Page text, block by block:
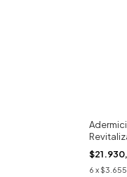
6 x